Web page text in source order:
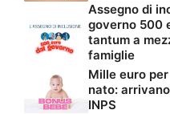
Assegno di
governo 500
tantum a
famiglie
Mille euro
nato:
INPS